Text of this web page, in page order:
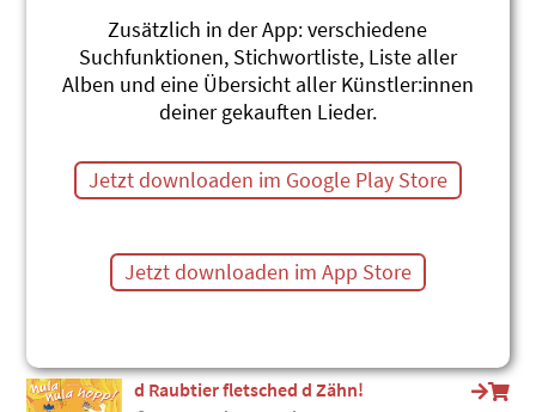
Leon (Spanisch)
Roland Zoss
Xenegugeli-ABC Español
#Löwe #Raubtiere
Roland Zoss
Xenegugeli-ABC English
Tiger (Englisch)
Roland Zoss
d Raubtier fletsched d Zähn!
Zusätzlich in der App: verschiedene
Suchfunktionen, Stichwortliste, Liste aller
Alben und eine Übersicht aller Künstler:innen
deiner gekauften Lieder.
Jetzt downloaden im Google Play Store
Jetzt downloaden im App Store